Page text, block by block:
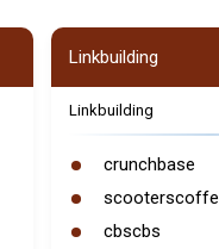
Linkbuilding
Linkbuilding
crunchbase
cbscbs